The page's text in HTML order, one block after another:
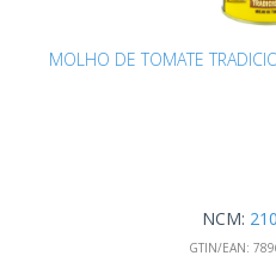
MOLHO DE TOMATE
NCM:
GTIN/EAN: